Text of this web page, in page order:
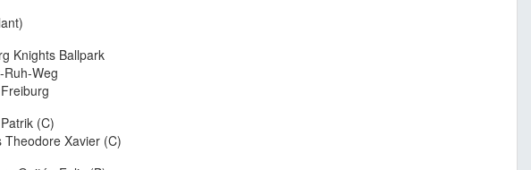
Knights Ballpark
Ruh-Weg
(C)
Theodore Xavier (C)